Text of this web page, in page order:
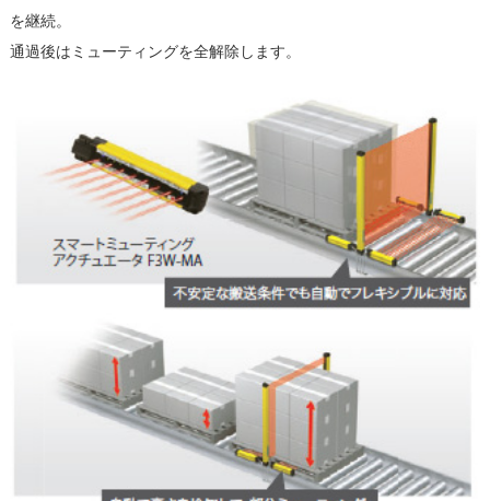
を継続。
通過後はミューティングを全解除します。